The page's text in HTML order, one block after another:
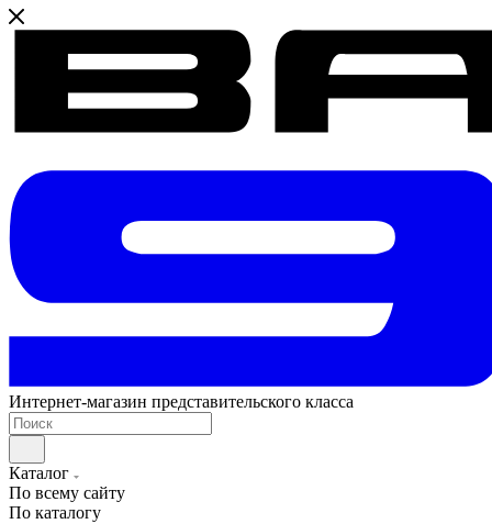
Интернет-магазин представительского класса
Каталог
По всему сайту
По каталогу